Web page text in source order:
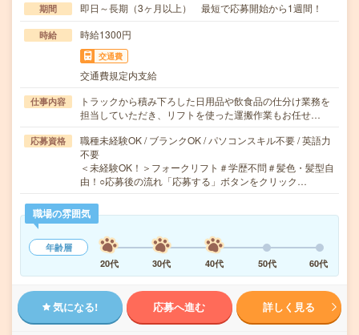
期間 即日～長期（3ヶ月以上） 最短で応募開始から1週間！
時給 時給1300円
交通費
交通費規定内支給
仕事内容
トラックから積み下ろした日用品や飲食品の仕分け業務を
担当していただき、リフトを使った運搬作業もお任せ…
応募資格
職種未経験OK / ブランクOK / パソコンスキル不要 / 英語力
不要
＜未経験OK！＞フォークリフト＃学歴不問＃髪色・髪型自
由！○応募後の流れ「応募する」ボタンをクリック…
職場の雰囲気
年齢層
20代
30代 40代 50代 60代
気になる! 応募へ進む 詳しく見る